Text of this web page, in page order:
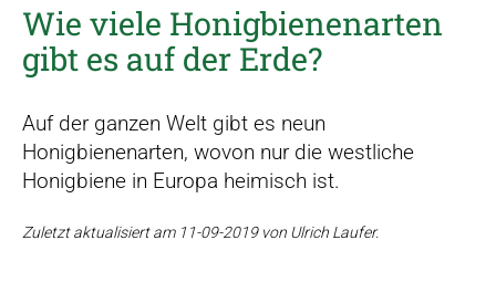
Wie viele Honigbienenarten
gibt es auf der Erde?
Auf der ganzen Welt gibt es neun
Honigbienenarten, wovon nur die westliche
Honigbiene in Europa heimisch ist.
Zuletzt aktualisiert am 11-09-2019 von Ulrich Laufer.